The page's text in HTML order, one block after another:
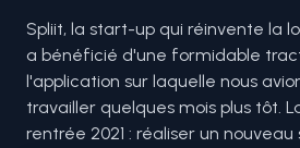
Spliit, la start-up qui réinvente la
a bénéficié d'une formidable
l'application sur laquelle nous
travailler quelques mois plus tôt.
rentrée 2021 : réaliser un